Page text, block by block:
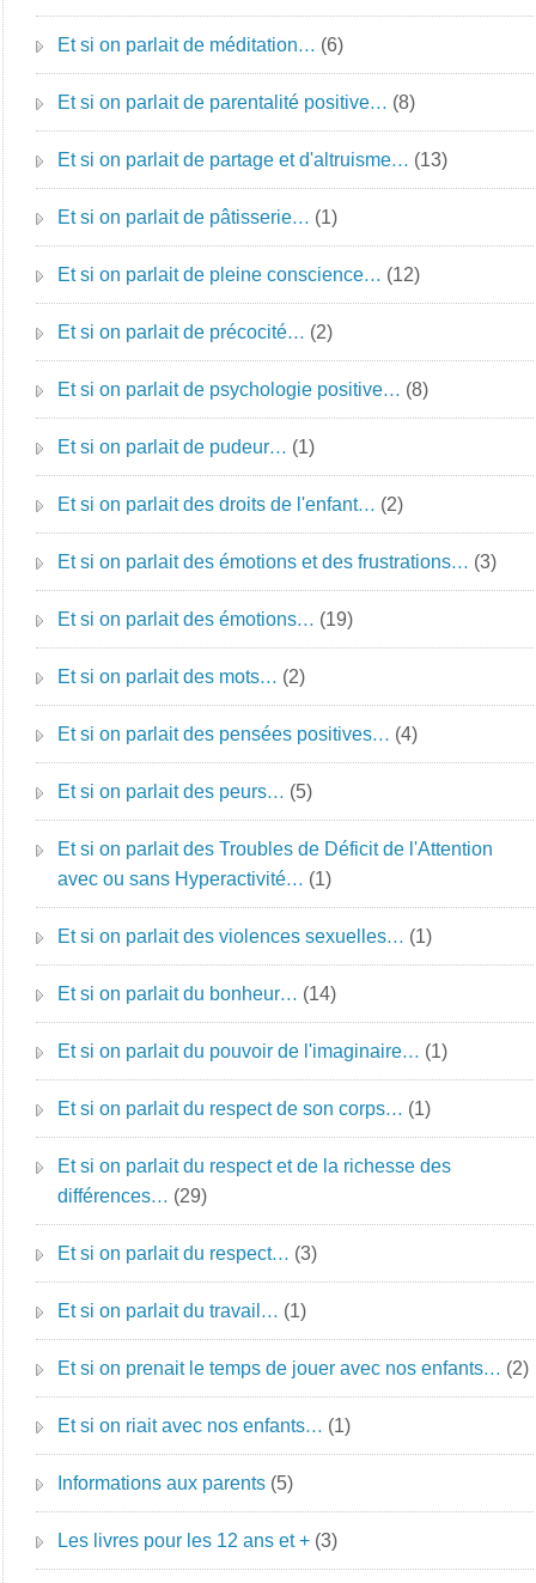
Et si on parlait de méditation… (6)
Et si on parlait de parentalité positive… (8)
Et si on parlait de partage et d'altruisme… (13)
Et si on parlait de pâtisserie… (1)
Et si on parlait de pleine conscience… (12)
Et si on parlait de précocité… (2)
Et si on parlait de psychologie positive… (8)
Et si on parlait de pudeur… (1)
Et si on parlait des droits de l'enfant… (2)
Et si on parlait des émotions et des frustrations… (3)
Et si on parlait des émotions… (19)
Et si on parlait des mots… (2)
Et si on parlait des pensées positives… (4)
Et si on parlait des peurs… (5)
Et si on parlait des Troubles de Déficit de l'Attention
avec ou sans Hyperactivité… (1)
Et si on parlait des violences sexuelles… (1)
Et si on parlait du bonheur… (14)
Et si on parlait du pouvoir de l'imaginaire… (1)
Et si on parlait du respect de son corps… (1)
Et si on parlait du respect et de la richesse des
différences… (29)
Et si on parlait du respect… (3)
Et si on parlait du travail… (1)
Et si on prenait le temps de jouer avec nos enfants… (2)
Et si on riait avec nos enfants… (1)
Informations aux parents (5)
Les livres pour les 12 ans et + (3)